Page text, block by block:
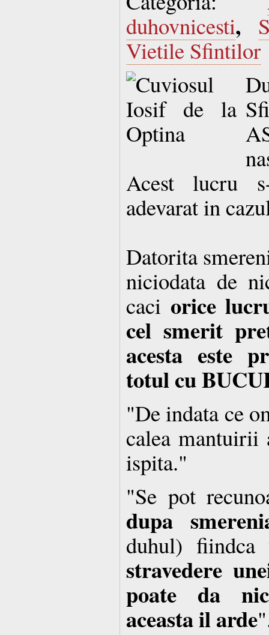
duhovnicesti,
Vietile Sfintilor
Acest lucru
adevarat in
Datorita
niciodata de
caci orice
cel smerit
acesta este
totul cu
"De indata ce
calea mantuirii
ispita."
"Se pot
dupa
duhul) fiindca
stravedere
poate da
aceasta il arde